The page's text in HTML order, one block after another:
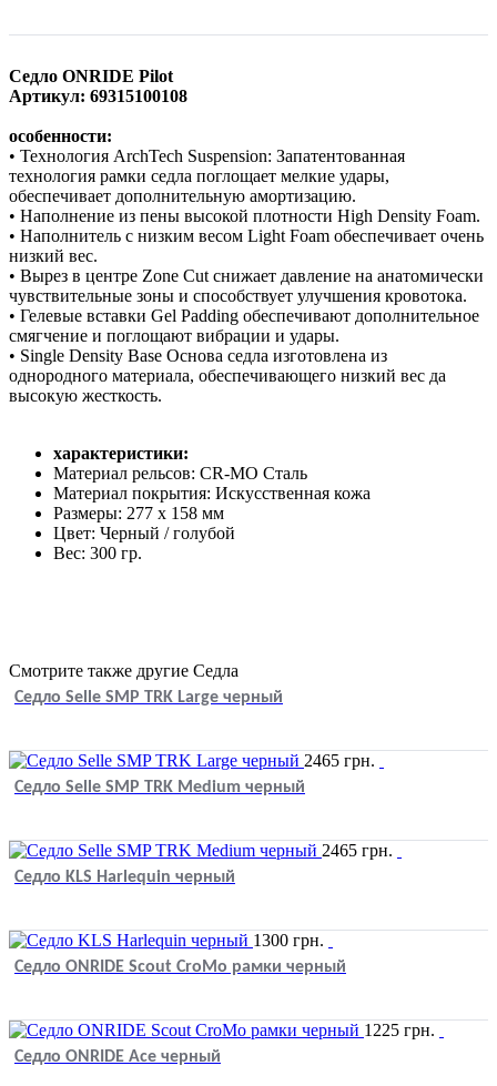
Седло ONRIDE Pilot
Артикул: 69315100108
особенности:
• Технология ArchTech Suspension: Запатентованная
технология рамки седла поглощает мелкие удары,
обеспечивает дополнительную амортизацию.
• Наполнение из пены высокой плотности High Density Foam.
• Наполнитель с низким весом Light Foam обеспечивает очень
низкий вес.
• Вырез в центре Zone Cut снижает давление на анатомически
чувствительные зоны и способствует улучшения кровотока.
• Гелевые вставки Gel Padding обеспечивают дополнительное
смягчение и поглощают вибрации и удары.
• Single Density Base Основа седла изготовлена ​​из
однородного материала, обеспечивающего низкий вес да
высокую жесткость.
характеристики:
Материал рельсов: CR-MO Сталь
Материал покрытия: Искусственная кожа
Размеры: 277 x 158 мм
Цвет: Черный / голубой
Вес: 300 гр.
Смотрите также другие Седла
Cедло Selle SMP TRK Large черный
2465 грн.
Седло Selle SMP TRK Medium черный
2465 грн.
Седло KLS Harlequin черный
1300 грн.
Седло ONRIDE Scout CroMo рамки черный
1225 грн.
Седло ONRIDE Ace черный